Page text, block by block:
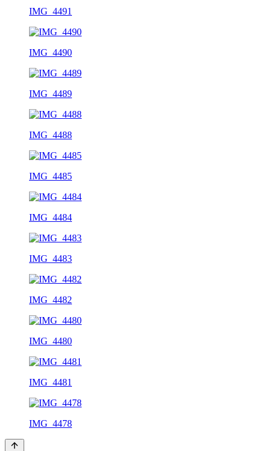
IMG_4491
IMG_4490
IMG_4489
IMG_4488
IMG_4485
IMG_4484
IMG_4483
IMG_4482
IMG_4480
IMG_4481
IMG_4478